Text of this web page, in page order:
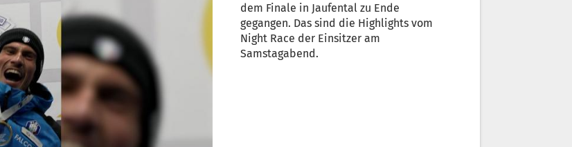
dem Finale in Jaufental zu Ende
gegangen. Das sind die Highlights vom
Night Race der Einsitzer am
Samstagabend.